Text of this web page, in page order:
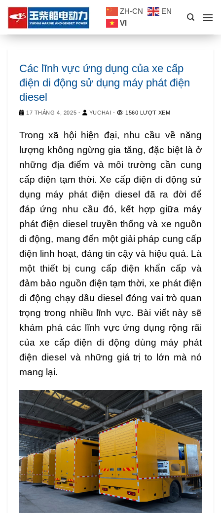
Skip
content
ZH-CN
EN
VI
Các lĩnh vực ứng dụng của xe cấp
điện di động sử dụng máy phát điện
diesel
17 THÁNG 4, 2025 - YUCHAI - 1560 LƯỢT XEM
Trong xã hội hiện đại, nhu cầu về năng
lượng không ngừng gia tăng, đặc biệt là ở
những địa điểm và môi trường cần cung
cấp điện tạm thời. Xe cấp điện di động sử
dụng máy phát điện diesel đã ra đời để
đáp ứng nhu cầu đó, kết hợp giữa máy
phát điện diesel truyền thống và xe nguồn
di động, mang đến một giải pháp cung cấp
điện linh hoạt, đáng tin cậy và hiệu quả. Là
một thiết bị cung cấp điện khẩn cấp và
đảm bảo nguồn điện tạm thời, xe phát điện
di động chạy dầu diesel đóng vai trò quan
trọng trong nhiều lĩnh vực. Bài viết này sẽ
khám phá các lĩnh vực ứng dụng rộng rãi
của xe cấp điện di động dùng máy phát
điện diesel và những giá trị to lớn mà nó
mang lại.